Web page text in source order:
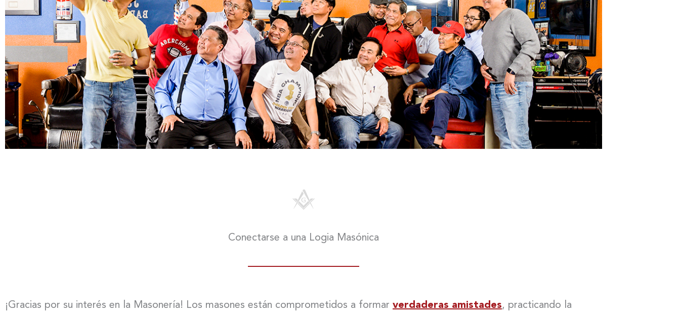
Conectarse a una Logia Masónica
¡Gracias por su interés en la Masonería! Los masones están comprometidos a formar verdaderas amistades, practicando la